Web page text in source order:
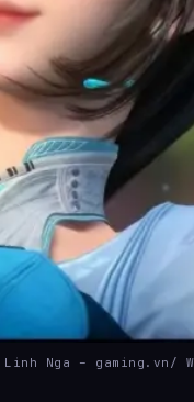
Linh Nga – gaming.vn/